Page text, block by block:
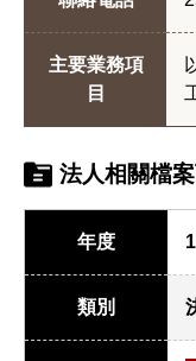
主要業務項
目
法人相關檔
年度
類別